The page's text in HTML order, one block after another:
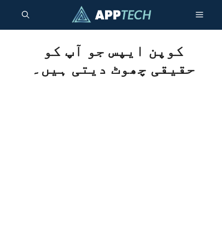
جائیں۔
مینو
کوپن ایپس جو آپ کو
حقیقی چھوٹ دیتی ہیں۔